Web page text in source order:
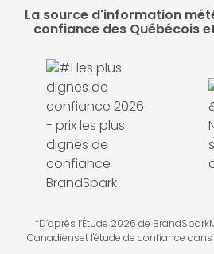
La source d'information
confiance des Québécois
*D’après l’Étude 2026 de
Canadienset l'étude de confiance